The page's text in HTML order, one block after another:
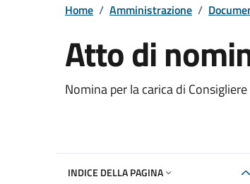
Home / Amministrazione /
Atto di
Dettaglio del documento
Nomina per la carica di
INDICE DELLA PAGINA